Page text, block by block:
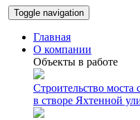
Toggle navigation
Главная
О компании
Объекты в работе
Строительство моста
в створе Яхтенной